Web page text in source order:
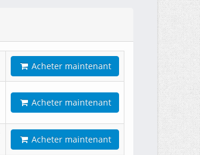
Acheter maintenant
Acheter maintenant
Acheter maintenant